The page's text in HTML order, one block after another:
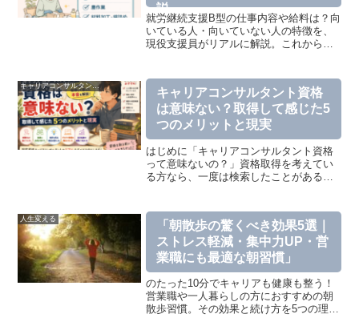
説
就労継続支援B型の仕事内容や給料は？向
いている人・向いていない人の特徴を、
現役支援員がリアルに解説。これから利
キャリアコンサルタントおすすめ記事
キャリアコンサルタント資格
は意味ない？取得して感じた5
つのメリットと現実
はじめに「キャリアコンサルタント資格
って意味ないの？」資格取得を考えてい
る方なら、一度は検索したことがあるの
ない」「資格だけでは食べていけない」
「意味ない」そんな少しネ...
人生変える
「朝散歩の驚くべき効果5選｜
ストレス軽減・集中力UP・営
業職にも最適な朝習慣」
のたった10分でキャリアも健康も整う！
営業職や一人暮らしの方におすすめの朝
散歩習慣。その効果と続け方を5つの理由